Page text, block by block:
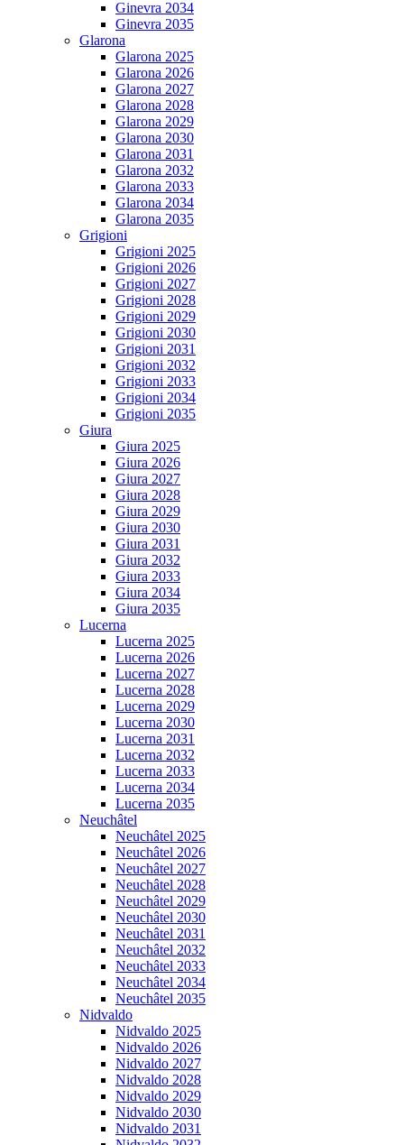
Ginevra 2034
Ginevra 2035
Glarona
Glarona 2025
Glarona 2026
Glarona 2027
Glarona 2028
Glarona 2029
Glarona 2030
Glarona 2031
Glarona 2032
Glarona 2033
Glarona 2034
Glarona 2035
Grigioni
Grigioni 2025
Grigioni 2026
Grigioni 2027
Grigioni 2028
Grigioni 2029
Grigioni 2030
Grigioni 2031
Grigioni 2032
Grigioni 2033
Grigioni 2034
Grigioni 2035
Giura
Giura 2025
Giura 2026
Giura 2027
Giura 2028
Giura 2029
Giura 2030
Giura 2031
Giura 2032
Giura 2033
Giura 2034
Giura 2035
Lucerna
Lucerna 2025
Lucerna 2026
Lucerna 2027
Lucerna 2028
Lucerna 2029
Lucerna 2030
Lucerna 2031
Lucerna 2032
Lucerna 2033
Lucerna 2034
Lucerna 2035
Neuchâtel
Neuchâtel 2025
Neuchâtel 2026
Neuchâtel 2027
Neuchâtel 2028
Neuchâtel 2029
Neuchâtel 2030
Neuchâtel 2031
Neuchâtel 2032
Neuchâtel 2033
Neuchâtel 2034
Neuchâtel 2035
Nidvaldo
Nidvaldo 2025
Nidvaldo 2026
Nidvaldo 2027
Nidvaldo 2028
Nidvaldo 2029
Nidvaldo 2030
Nidvaldo 2031